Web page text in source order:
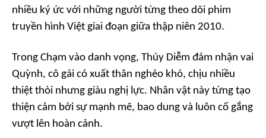
nhiều ký ức với những người từng theo dõi phim
truyền hình Việt giai đoạn giữa thập niên 2010.
Trong Chạm vào danh vọng, Thúy Diễm đảm nhận vai
Quỳnh, cô gái có xuất thân nghèo khó, chịu nhiều
thiệt thòi nhưng giàu nghị lực. Nhân vật này từng tạo
thiện cảm bởi sự mạnh mẽ, bao dung và luôn cố gắng
vượt lên hoàn cảnh.